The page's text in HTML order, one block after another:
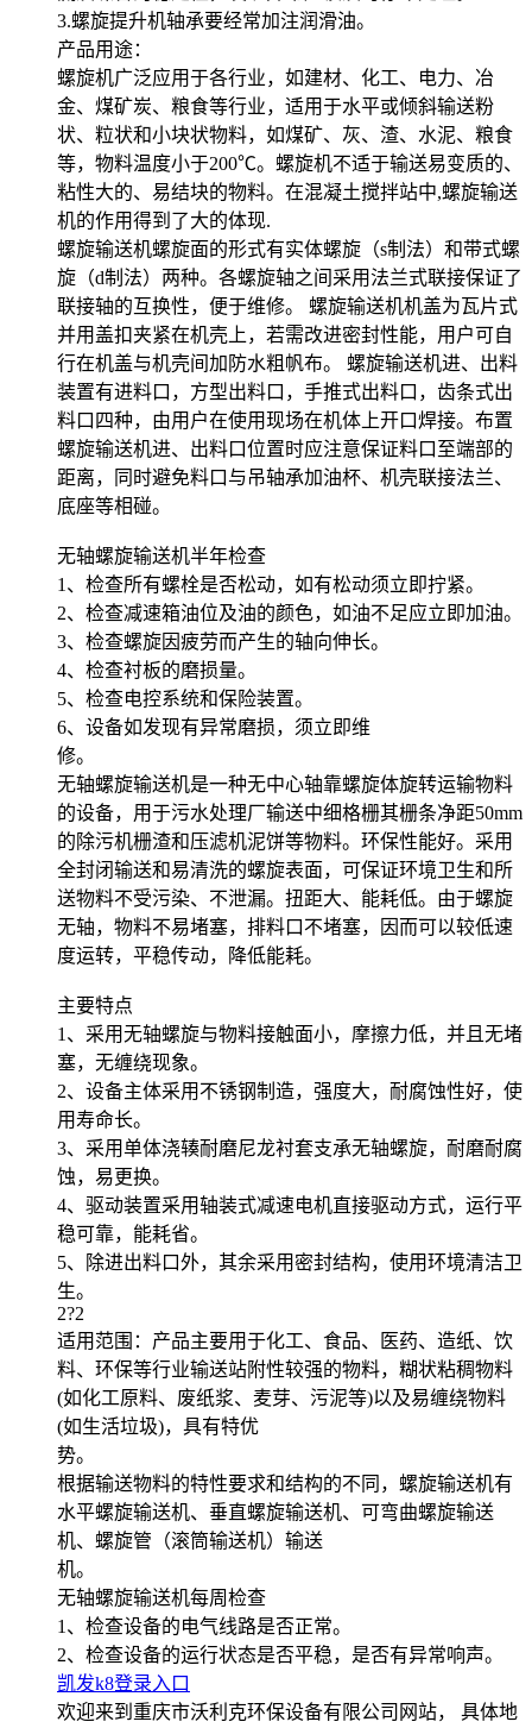
3.螺旋提升机轴承要经常加注润滑油。
产品用途：
螺旋机广泛应用于各行业，如建材、化工、电力、冶
金、煤矿炭、粮食等行业，适用于水平或倾斜输送粉
状、粒状和小块状物料，如煤矿、灰、渣、水泥、粮食
等，物料温度小于200℃。螺旋机不适于输送易变质的、
粘性大的、易结块的物料。在混凝土搅拌站中,螺旋输送
机的作用得到了大的体现.
螺旋输送机螺旋面的形式有实体螺旋（s制法）和带式螺
旋（d制法）两种。各螺旋轴之间采用法兰式联接保证了
联接轴的互换性，便于维修。 螺旋输送机机盖为瓦片式
并用盖扣夹紧在机壳上，若需改进密封性能，用户可自
行在机盖与机壳间加防水粗帆布。 螺旋输送机进、出料
装置有进料口，方型出料口，手推式出料口，齿条式出
料口四种，由用户在使用现场在机体上开口焊接。布置
螺旋输送机进、出料口位置时应注意保证料口至端部的
距离，同时避免料口与吊轴承加油杯、机壳联接法兰、
底座等相碰。
无轴螺旋输送机半年检查
1、检查所有螺栓是否松动，如有松动须立即拧紧。
2、检查减速箱油位及油的颜色，如油不足应立即加油。
3、检查螺旋因疲劳而产生的轴向伸长。
4、检查衬板的磨损量。
5、检查电控系统和保险装置。
6、设备如发现有异常磨损，须立即维
修。
无轴螺旋输送机是一种无中心轴靠螺旋体旋转运输物料
的设备，用于污水处理厂输送中细格栅其栅条净距50mm
的除污机栅渣和压滤机泥饼等物料。环保性能好。采用
全封闭输送和易清洗的螺旋表面，可保证环境卫生和所
送物料不受污染、不泄漏。扭距大、能耗低。由于螺旋
无轴，物料不易堵塞，排料口不堵塞，因而可以较低速
度运转，平稳传动，降低能耗。
主要特点
1、采用无轴螺旋与物料接触面小，摩擦力低，并且无堵
塞，无缠绕现象。
2、设备主体采用不锈钢制造，强度大，耐腐蚀性好，使
用寿命长。
3、采用单体浇辏耐磨尼龙衬套支承无轴螺旋，耐磨耐腐
蚀，易更换。
4、驱动装置采用轴装式减速电机直接驱动方式，运行平
稳可靠，能耗省。
5、除进出料口外，其余采用密封结构，使用环境清洁卫
生。
2?2
适用范围：产品主要用于化工、食品、医药、造纸、饮
料、环保等行业输送站附性较强的物料，糊状粘稠物料
(如化工原料、废纸浆、麦芽、污泥等)以及易缠绕物料
(如生活垃圾)，具有特优
势。
根据输送物料的特性要求和结构的不同，螺旋输送机有
水平螺旋输送机、垂直螺旋输送机、可弯曲螺旋输送
机、螺旋管（滚筒输送机）输送
机。
无轴螺旋输送机每周检查
1、检查设备的电气线路是否正常。
2、检查设备的运行状态是否平稳，是否有异常响声。
凯发k8登录入口
欢迎来到重庆市沃利克环保设备有限公司网站， 具体地